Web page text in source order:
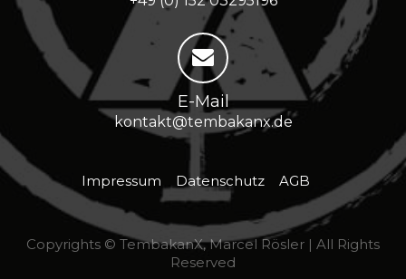
E-Mail
kontakt@tembakanx.de
Impressum Datenschutz AGB
Copyrights © TembakanX, Marcel Rösler | All Rights
Reserved